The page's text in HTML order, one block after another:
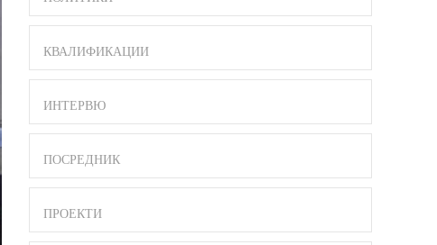
КВАЛИФИКАЦИИ
ИНТЕРВЮ
ПОСРЕДНИК
ПРОЕКТИ